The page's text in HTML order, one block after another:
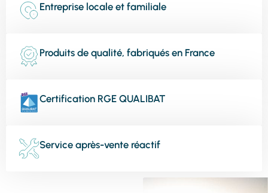
Entreprise locale et familiale
Produits de qualité, fabriqués en France
Certification RGE QUALIBAT
Service après-vente réactif